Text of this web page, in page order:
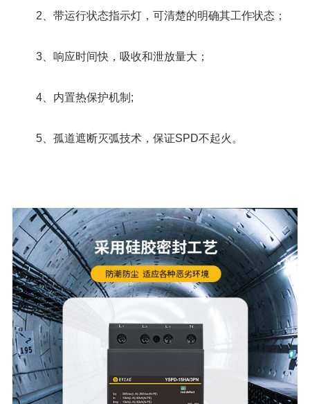
2、带运行状态指示灯，可清楚的明确其工作状态；
3、响应时间快，吸收和泄放量大；
4、内置热保护机制;
5、孤道遮断灭弧技术，保证SPD不起火。